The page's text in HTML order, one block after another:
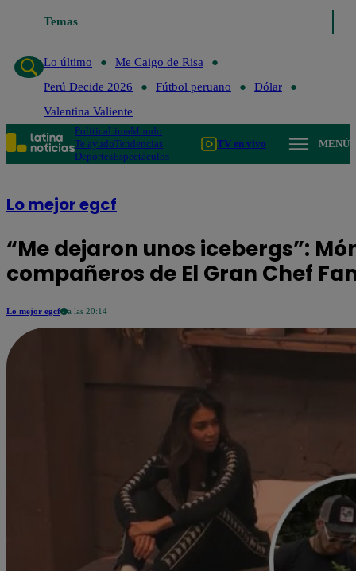
Temas
Lo último
Me Caigo de Risa
Perú Decide 2026
Fútbol peruano
Dólar
Valentina Valiente
PolíticaLimaMundo
Te ayudoTendencias
DeportesEspectáculos
TV en vivo MENÚ
Lo mejor egcf
“Me dejaron unos icebergs”:
compañeros de El Gran Chef
Lo mejor egcf a las 20:14